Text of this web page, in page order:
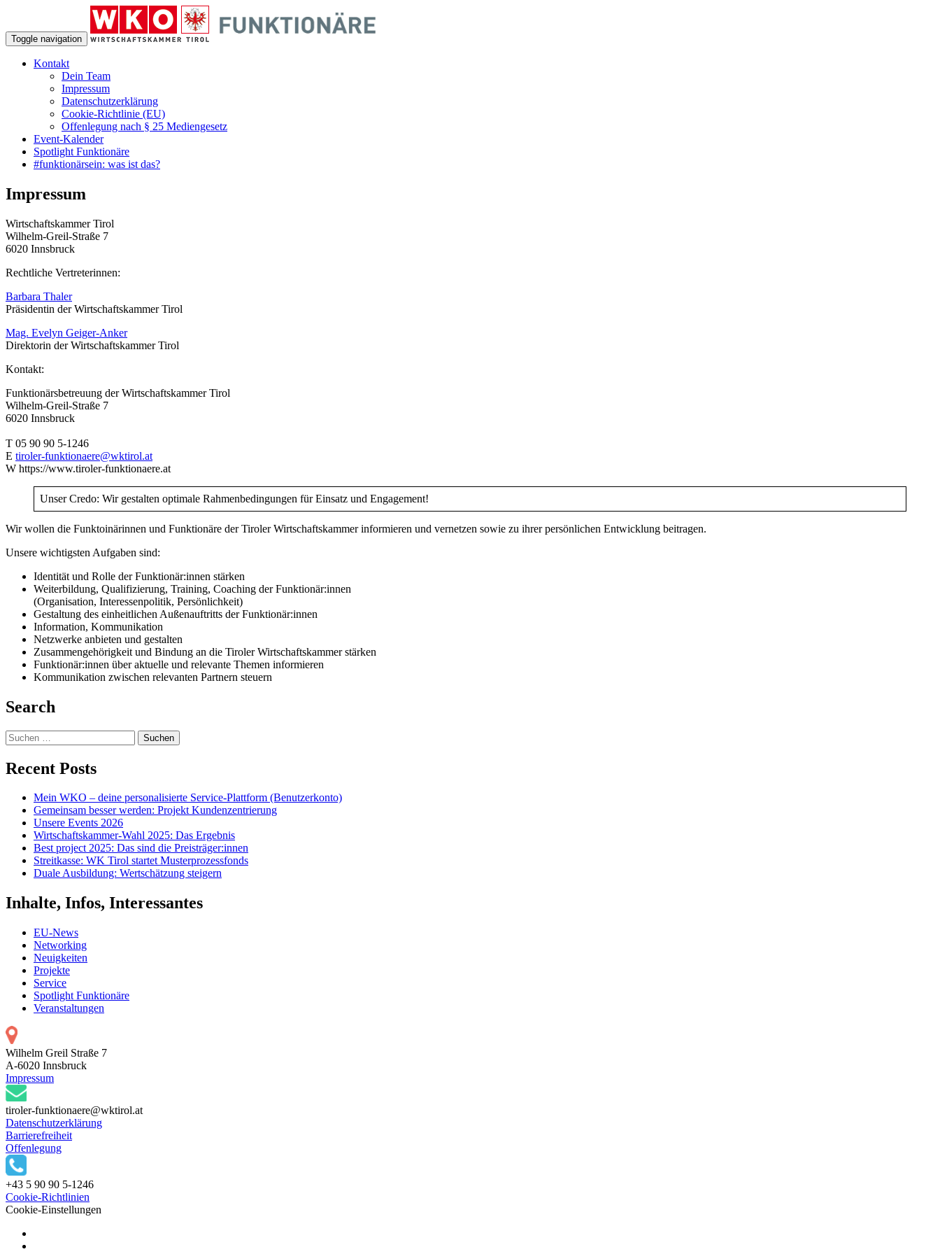
Toggle navigation
Kontakt
Dein Team
Impressum
Datenschutzerklärung
Cookie-Richtlinie (EU)
Offenlegung nach § 25 Mediengesetz
Event-Kalender
Spotlight Funktionäre
#funktionärsein: was ist das?
Impressum
Wirtschaftskammer Tirol
Wilhelm-Greil-Straße 7
6020 Innsbruck
Rechtliche Vertreterinnen:
Barbara Thaler
Präsidentin der Wirtschaftskammer Tirol
Mag. Evelyn Geiger-Anker
Direktorin der Wirtschaftskammer Tirol
Kontakt:
Funktionärsbetreuung der Wirtschaftskammer Tirol
Wilhelm-Greil-Straße 7
6020 Innsbruck
T 05 90 90 5-1246
E tiroler-funktionaere@wktirol.at
W https://www.tiroler-funktionaere.at
Unser Credo: Wir gestalten optimale Rahmenbedingungen für Einsatz und Engagement!
Wir wollen die Funktoinärinnen und Funktionäre der Tiroler Wirtschaftskammer informieren und vernetzen sowie zu ihrer persönlichen Entwicklung beitragen.
Unsere wichtigsten Aufgaben sind:
Identität und Rolle der Funktionär:innen stärken
Weiterbildung, Qualifizierung, Training, Coaching der Funktionär:innen
(Organisation, Interessenpolitik, Persönlichkeit)
Gestaltung des einheitlichen Außenauftritts der Funktionär:innen
Information, Kommunikation
Netzwerke anbieten und gestalten
Zusammengehörigkeit und Bindung an die Tiroler Wirtschaftskammer stärken
Funktionär:innen über aktuelle und relevante Themen informieren
Kommunikation zwischen relevanten Partnern steuern
Search
Suchen
nach:
Recent Posts
Mein WKO – deine personalisierte Service-Plattform (Benutzerkonto)
Gemeinsam besser werden: Projekt Kundenzentrierung
Unsere Events 2026
Wirtschaftskammer-Wahl 2025: Das Ergebnis
Best project 2025: Das sind die Preisträger:innen
Streitkasse: WK Tirol startet Musterprozessfonds
Duale Ausbildung: Wertschätzung steigern
Inhalte, Infos, Interessantes
EU-News
Networking
Neuigkeiten
Projekte
Service
Spotlight Funktionäre
Veranstaltungen
Wilhelm Greil Straße 7
A-6020 Innsbruck
Impressum
tiroler-funktionaere@wktirol.at
Datenschutzerklärung
Barrierefreiheit
Offenlegung
+43 5 90 90 5-1246
Cookie-Richtlinien
Cookie-Einstellungen